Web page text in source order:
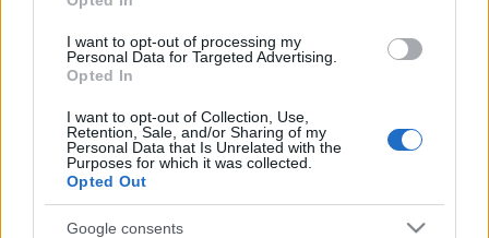
I want to opt-out of processing my
Personal Data for Targeted Advertising.
Opted In
I want to opt-out of Collection, Use,
Retention, Sale, and/or Sharing of my
Personal Data that Is Unrelated with the
Purposes for which it was collected.
Opted Out
Google consents
MÚZEUMUTCA TAVASZKÖSZÖNTŐ